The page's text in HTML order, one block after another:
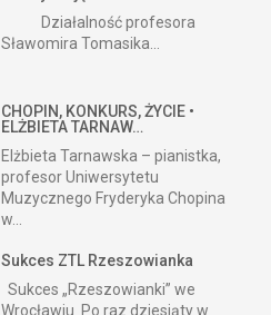
Działalność profesora
Sławomira Tomasika...
CHOPIN, KONKURS, ŻYCIE •
ELŻBIETA TARNAW…
Elżbieta Tarnawska – pianistka,
profesor Uniwersytetu
Muzycznego Fryderyka Chopina
w...
Sukces ZTL Rzeszowianka
Sukces „Rzeszowianki” we
Wrocławiu Po raz dziesiąty w